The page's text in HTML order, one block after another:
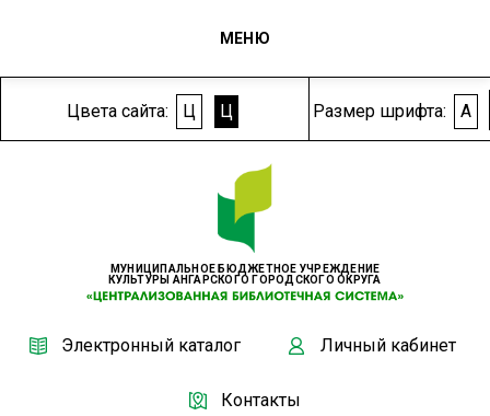
Цвета сайта: Ц Ц Размер шрифта: A
МУНИЦИПАЛЬНОЕ БЮДЖЕТНОЕ УЧРЕЖДЕНИЕ
КУЛЬТУРЫ АНГАРСКОГО ГОРОДСКОГО ОКРУГА
Электронный каталог Личный кабинет
Контакты
МЕНЮ